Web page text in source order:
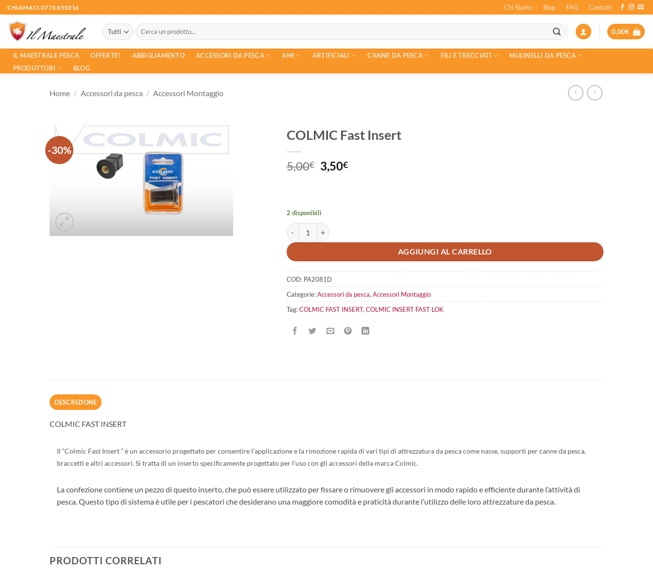
Salta
ai
contenuti
CHIAMACI 0773 850216 Chi Siamo Blog FAQ Contatti
Cerca:
0,00€
IL MAESTRALE PESCA OFFERTE! ABBIGLIAMENTO ACCESSORI DA PESCA AMI ARTIFICIALI CANNE DA PESCA FILI E TRECCIATI
MULINELLI DA PESCA
PRODUTTORI
BLOG
Home / Accessori da pesca / Accessori Montaggio
-30%
COLMIC Fast Insert
5,00€
Il
prezzo
5,00€.
3,50€Il
2 disponibili
COLMIC Fast Insert quantità
AGGIUNGI AL CARRELLO
COD: PA2081D
Categorie:Accessori da pesca, Accessori Montaggio
Tag:COLMIC FAST INSERT, COLMIC INSERT FAST LOK
DESCRIZIONE
COLMIC FAST INSERT
Il “Colmic Fast Insert ” è un accessorio progettato per consentire l’applicazione e la rimozione rapida di vari tipi di attrezzatura da pesca come nasse, supporti per canne da pesca,
braccetti e altri accessori. Si tratta di un inserto specificamente progettato per l’uso con gli accessori della marca Colmic.
La confezione contiene un pezzo di questo inserto, che può essere utilizzato per fissare o rimuovere gli accessori in modo rapido e efficiente durante l’attività di
pesca. Questo tipo di sistema è utile per i pescatori che desiderano una maggiore comodità e praticità durante l’utilizzo delle loro attrezzature da pesca.
PRODOTTI CORRELATI